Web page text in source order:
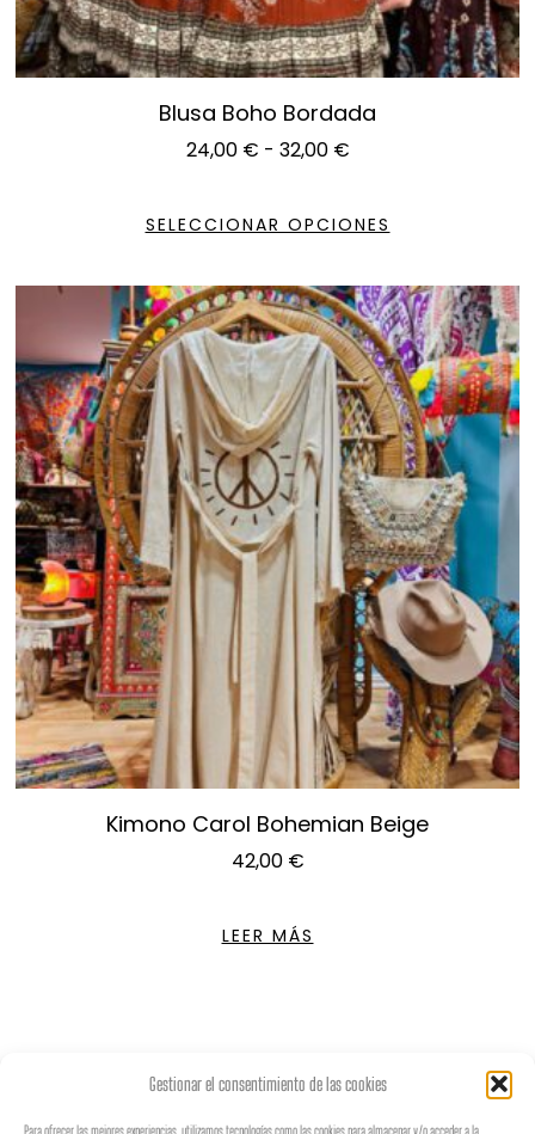
Gestionar el consentimiento de las cookies
Blusa Boho Bordada
24,00 € - 32,00 €
SELECCIONAR OPCIONES
Kimono Carol Bohemian Beige
42,00 €
LEER MÁS